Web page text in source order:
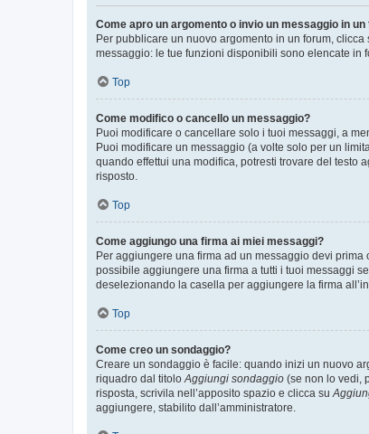
Come apro un argomento o invio un messaggio in un
Per pubblicare un nuovo argomento in un forum,
messaggio: le tue funzioni disponibili sono elencate in
Top
Come modifico o cancello un messaggio?
Puoi modificare o cancellare solo i tuoi messaggi, a
Puoi modificare un messaggio (a volte solo per un
quando effettui una modifica, potresti trovare del testo
risposto.
Top
Come aggiungo una firma ai miei messaggi?
Per aggiungere una firma ad un messaggio devi
possibile aggiungere una firma a tutti i tuoi messaggi
deselezionando la casella per aggiungere la firma
Top
Come creo un sondaggio?
Creare un sondaggio è facile: quando inizi un nuovo
riquadro dal titolo Aggiungi sondaggio (se non lo vedi,
risposta, scrivila nell’apposito spazio e clicca su
aggiungere, stabilito dall’amministratore.